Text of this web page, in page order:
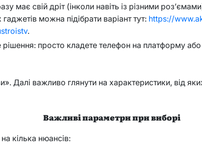
має свій дріт (інколи навіть із різними
можна підібрати варіант тут: https://
.
рішення: просто кладете телефон на платформу
Далі важливо глянути на характеристики, від
Важливі параметри при виборі
кілька нюансів: